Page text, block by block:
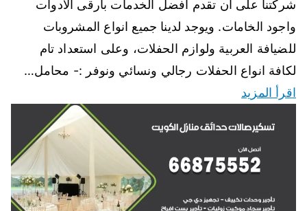
شركتنا على ان تقدم افضل الخدمات بارقى الادوات
واجود الخامات. ويوجد لدينا جميع انواع المشروبات
للضيافة العربية ولوازم الحفلات، وعلى استعداد تام
لكافة انواع الحفلات رجالي ونسائي ونوفر :- محامل…
اقرأ المزيد